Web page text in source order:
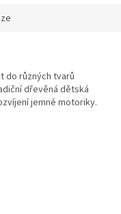
do různých tvarů
dřevěná dětská
jemné motoriky.